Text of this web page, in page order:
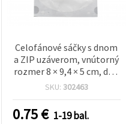
Celofánové sáčky s dnom
a ZIP uzáverom, vnútorný
rozmer 8 × 9,4 × 5 cm, dno
5 cm, balenie 10 ks
SKU: 302463
0.75€ 1-19 bal.